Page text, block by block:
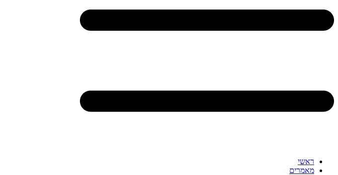
ראשי
מאמרים